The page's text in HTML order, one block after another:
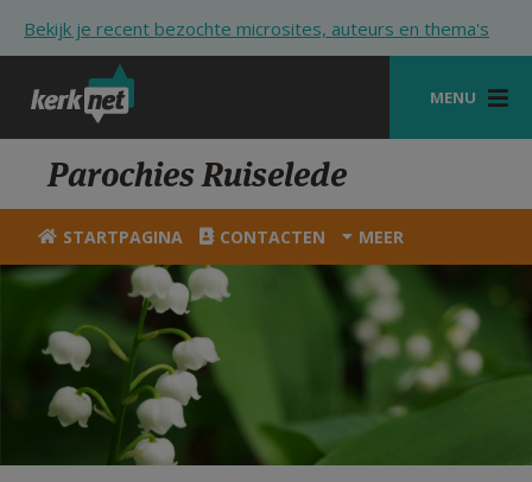
Bekijk je recent bezochte microsites, auteurs en thema's
MENU
STARTPAGINA
KERK
VIERINGEN
SHOP
ZOEKEN
HULP
STARTPAGINA PORTAAL
Parochies Ruiselede
STARTPAGINA CONTACTEN MEER